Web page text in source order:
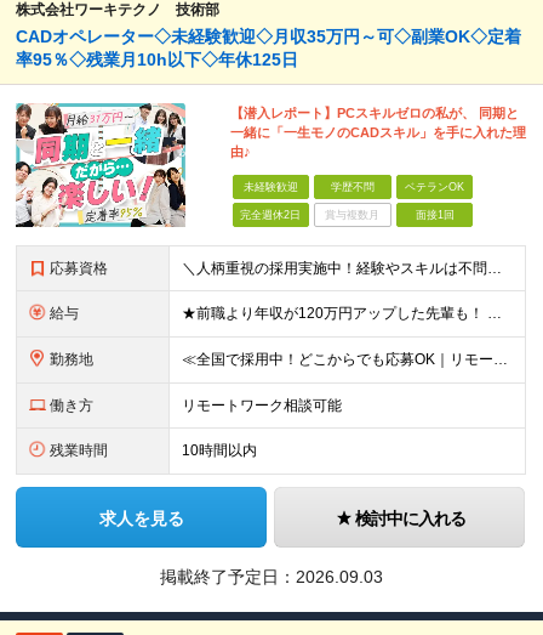
株式会社ワーキテクノ 技術部
CADオペレーター◇未経験歓迎◇月収35万円～可◇副業OK◇定着
率95％◇残業月10h以下◇年休125日
【潜入レポート】PCスキルゼロの私が、 同期と
一緒に「一生モノのCADスキル」を手に入れた理
由♪
未経験歓迎 学歴不問 ベテランOK
完全週休2日 賞与複数月 面接1回
応募資格 ＼人柄重視の採用実施中！経験やスキルは不問です／ ★正社員デビューも歓迎★未経験OK★第二新卒歓迎★学歴不問 ◎20代～30代の若手中心に活躍中 ◎U/Iターンも歓迎 ◎転居を伴う転勤なし ◎家族の
給与 ★前職より年収が120万円アップした先輩も！ ★年収500万円可能 ■月給30万円～80万円＋各種手当（経験者） ■月給26万2000円～36万円＋各種手当（未経験者/首都圏） ※首都圏以外の未経
勤務地 ≪全国で採用中！どこからでも応募OK｜リモートワークあり≫ ★大阪・東京・名古屋・福岡への引っ越し補助制度あり ★会社都合の転居を伴う転勤はなし ‥‥━━━━━━ ご自宅から通いやすいエリアや希望す
働き方 リモートワーク相談可能
残業時間 10時間以内
求人を見る 検討中に入れる
掲載終了予定日： 2026.09.03